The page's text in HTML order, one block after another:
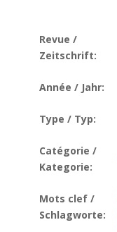
Revue /
Zeitschrift:
Année / Jahr:
Type / Typ:
Catégorie /
Kategorie:
Mots clef /
Schlagworte: